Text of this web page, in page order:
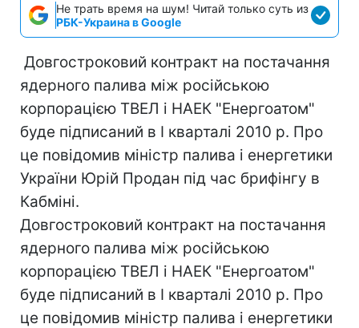
Не трать время на шум! Читай только суть из
РБК-Украина в Google
Довгостроковий контракт на постачання
ядерного палива між російською
корпорацією ТВЕЛ і НАЕК "Енергоатом"
буде підписаний в I кварталі 2010 р. Про
це повідомив міністр палива і енергетики
України Юрій Продан під час брифінгу в
Кабміні.
Довгостроковий контракт на постачання
ядерного палива між російською
корпорацією ТВЕЛ і НАЕК "Енергоатом"
буде підписаний в I кварталі 2010 р. Про
це повідомив міністр палива і енергетики